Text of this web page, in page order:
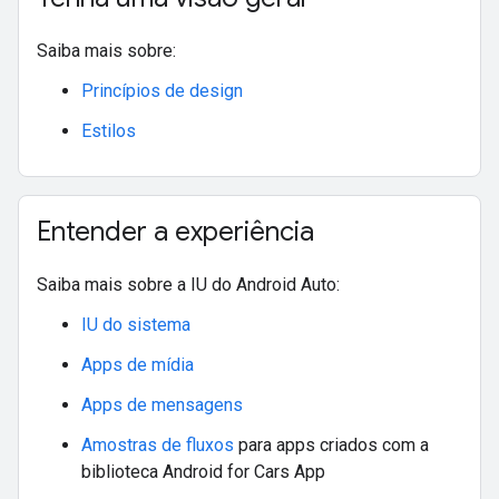
Saiba mais sobre:
Princípios de design
Estilos
Entender a experiência
Saiba mais sobre a IU do Android Auto:
IU do sistema
Apps de mídia
Apps de mensagens
Amostras de fluxos para apps criados com a
biblioteca Android for Cars App